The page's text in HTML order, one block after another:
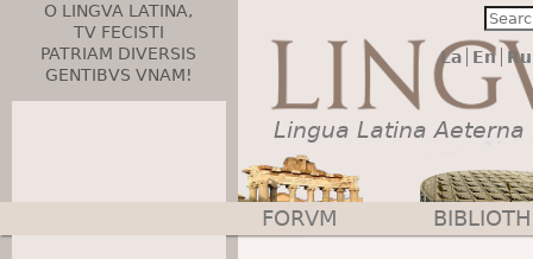
O LINGVA LATINA,
TV FECISTI
PATRIAM DIVERSIS
GENTIBVS VNAM!
La En Ru
Lingua Latina Aeterna
Main menu
FORVM